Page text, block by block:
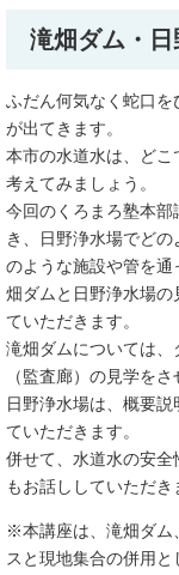
滝畑ダム・
ふだん何気なく蛇口
が出てきます。
本市の水道水は、ど
考えてみましょう。
今回のくろまろ塾本
き、日野浄水場でど
のような施設や管を
畑ダムと日野浄水場
ていただきます。
滝畑ダムについては
（監査廊）の見学をさ
日野浄水場は、概要
ていただきます。
併せて、水道水の安
もお話ししていただき
※本講座は、滝畑ダム
スと現地集合の併用と